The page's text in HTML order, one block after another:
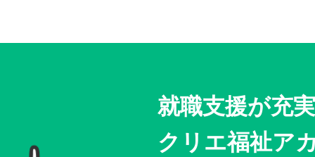
就職支援が充
クリエ福祉ア